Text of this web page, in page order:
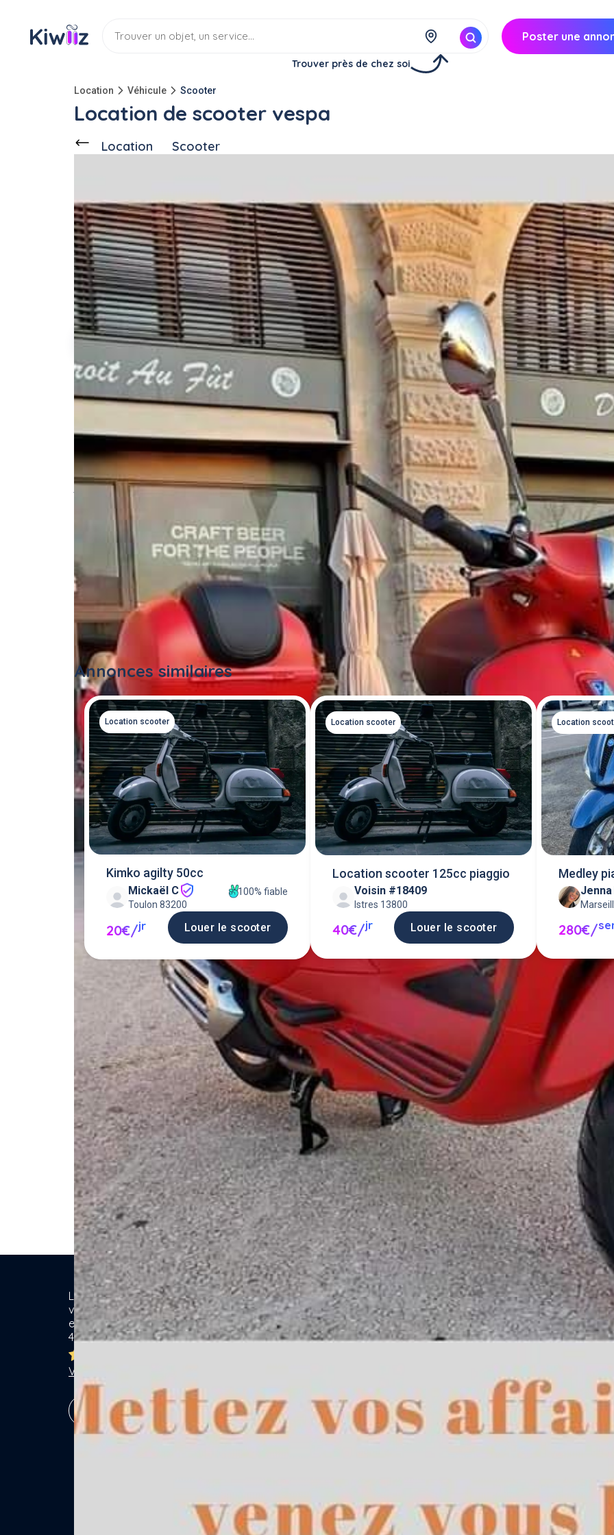
Trouver près de chez soi
Poster une
Location Véhicule Scooter
Location de scooter vespa
Location Scooter
Ce voisinpropose en locationàMarseille (13002)
65€/ jour
1 annonce
qu'à l'achat
Description de l'annonce
Nous tenons une agence de location de scooter dernier modèle de Vespa contactez-nous
#scooter
Annonces similaires
Location scooter
Kimko agilty 50cc
Mickaël C
100% fiable
Toulon 83200
20€/jr Louer le scooter
Location scooter
Location scooter 125cc piaggio
Voisin #18409
Istres 13800
40€/jr Louer le scooter
Location
Medley
Jenna
280€/
Louer un scooter entre particuliers ou
scooter en location.
Poster une annonce
Location de matériel & Services entre
voisins. Voisiner, s'entraider... gagner
ensemble ! Particuliers & Professionnels.
4,8/5
Voir les 7762 avis
S'inscrire !
Catégories
Services
Location
Véhicules
Infos pratiques
Comment ça marche ?
Foire Aux Questions
Copyright - Kiwiiz.fr